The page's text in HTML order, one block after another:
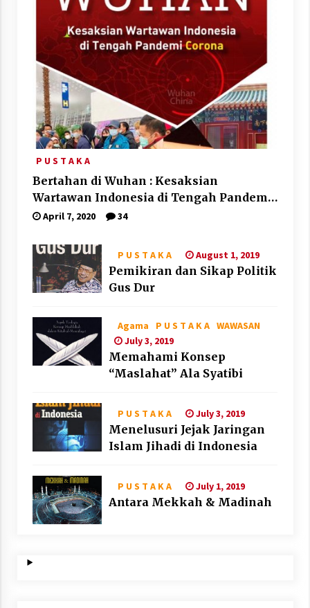
P U S T A K A
Bertahan di Wuhan : Kesaksian
Wartawan Indonesia di Tengah Pandemi
Corona
April 7, 2020 34
P U S T A K A August 1, 2019
Pemikiran dan Sikap Politik
Gus Dur
Agama P U S T A K A WAWASAN
July 3, 2019
Memahami Konsep
“Maslahat” Ala Syatibi
P U S T A K A July 3, 2019
Menelusuri Jejak Jaringan
Islam Jihadi di Indonesia
P U S T A K A July 1, 2019
Antara Mekkah & Madinah